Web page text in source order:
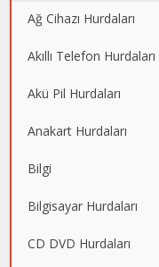
Ağ Cihazı Hurdaları
Akıllı Telefon Hurdaları
Akü Pil Hurdaları
Anakart Hurdaları
Bilgi
Bilgisayar Hurdaları
CD DVD Hurdaları